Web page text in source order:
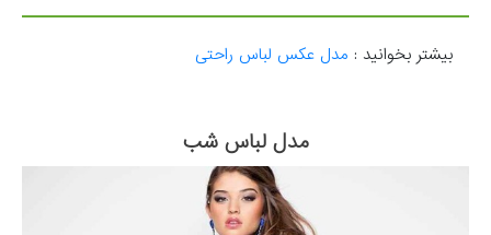
بیشتر بخوانید : مدل عکس لباس راحتی
مدل لباس شب